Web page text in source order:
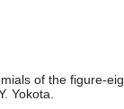
of the figure-
Yokota.